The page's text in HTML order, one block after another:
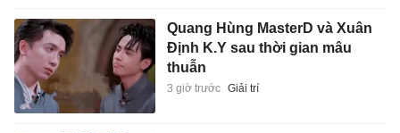
Quang Hùng MasterD và Xuân
Định K.Y sau thời gian mâu
thuẫn
3 giờ trước Giải trí